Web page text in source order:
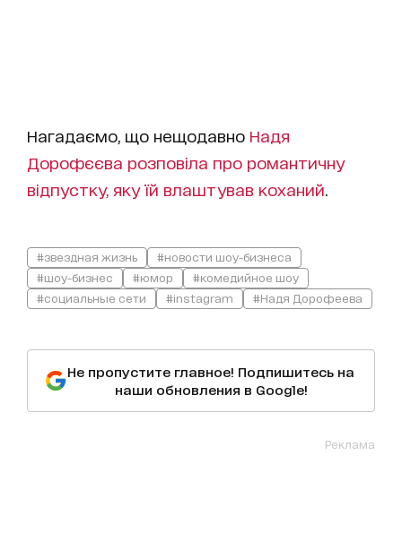
Нагадаємо, що нещодавно Надя
Дорофєєва розповіла про романтичну
відпустку, яку їй влаштував коханий
#звездная жизнь
#новости шоу-бизнеса
#шоу-бизнес
#юмор
#комедийное шоу
#социальные сети
#instagram #Надя Дорофеева
Не пропустите главное! Подпишитесь на
наши обновления в Google!
Реклама